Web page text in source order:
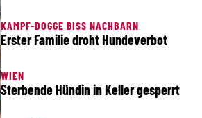
KAMPF-DOGGE BISS NACHBARN
Erster Familie droht Hundeverbot
WIEN
Sterbende Hündin in Keller gesperrt